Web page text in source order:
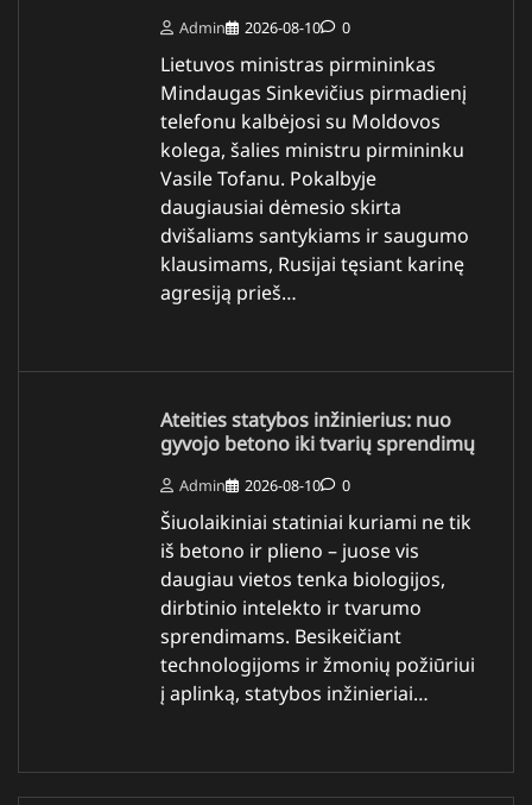
Admin 2026-08-10 0
Lietuvos ministras pirmininkas
Mindaugas Sinkevičius pirmadienį
telefonu kalbėjosi su Moldovos
kolega, šalies ministru pirmininku
Vasile Tofanu. Pokalbyje
daugiausiai dėmesio skirta
dvišaliams santykiams ir saugumo
klausimams, Rusijai tęsiant karinę
agresiją prieš…
Ateities statybos inžinierius: nuo
gyvojo betono iki tvarių sprendimų
Admin 2026-08-10 0
Šiuolaikiniai statiniai kuriami ne tik
iš betono ir plieno – juose vis
daugiau vietos tenka biologijos,
dirbtinio intelekto ir tvarumo
sprendimams. Besikeičiant
technologijoms ir žmonių požiūriui
į aplinką, statybos inžinieriai…